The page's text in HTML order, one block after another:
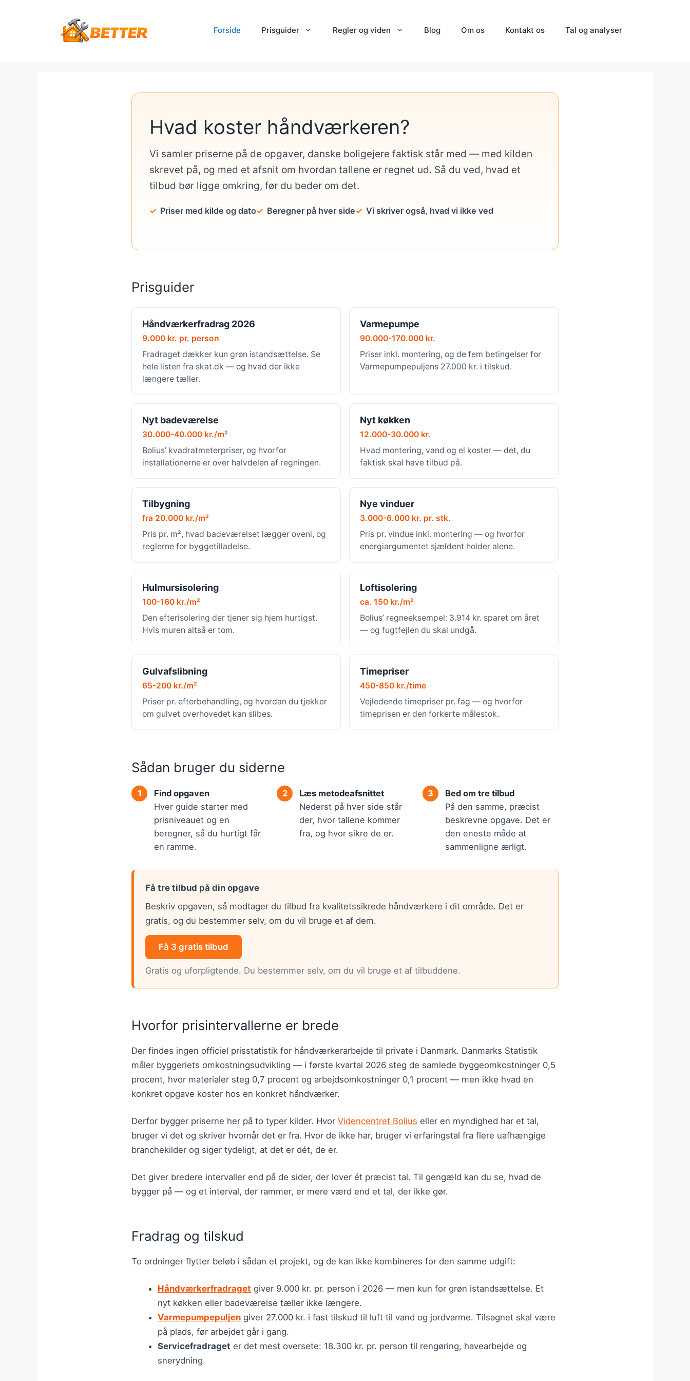
Forside Prisguider Regler og viden Blog Om os Kontakt os Tal og analyser
Hvad koster håndværkeren?
Vi samler priserne på de opgaver, danske boligejere faktisk står med — med kilden
skrevet på, og med et afsnit om hvordan tallene er regnet ud. Så du ved, hvad et
tilbud bør ligge omkring, før du beder om det.
Priser med kilde og dato Beregner på hver side Vi skriver også, hvad vi ikke ved
Prisguider
Håndværkerfradrag 2026
9.000 kr. pr. person
Fradraget dækker kun grøn istandsættelse. Se
hele listen fra skat.dk — og hvad der ikke
længere tæller.
Varmepumpe
90.000-170.000 kr.
Priser inkl. montering, og de fem betingelser for
Varmepumpepuljens 27.000 kr. i tilskud.
Nyt badeværelse
30.000-40.000 kr./m²
Bolius’ kvadratmeterpriser, og hvorfor
installationerne er over halvdelen af regningen.
Nyt køkken
12.000-30.000 kr.
Hvad montering, vand og el koster — det, du
faktisk skal have tilbud på.
Tilbygning
fra 20.000 kr./m²
Pris pr. m², hvad badeværelset lægger oveni, og
reglerne for byggetilladelse.
Nye vinduer
3.000-6.000 kr. pr. stk.
Pris pr. vindue inkl. montering — og hvorfor
energiargumentet sjældent holder alene.
Hulmursisolering
100-160 kr./m²
Den efterisolering der tjener sig hjem hurtigst.
Hvis muren altså er tom.
Loftisolering
ca. 150 kr./m²
Bolius’ regneeksempel: 3.914 kr. sparet om året
— og fugtfejlen du skal undgå.
Gulvafslibning
65-200 kr./m²
Priser pr. efterbehandling, og hvordan du tjekker
om gulvet overhovedet kan slibes.
Timepriser
450-850 kr./time
Vejledende timepriser pr. fag — og hvorfor
timeprisen er den forkerte målestok.
Sådan bruger du siderne
Find opgaven
Hver guide starter med
prisniveauet og en
beregner, så du hurtigt får
en ramme.
Læs metodeafsnittet
Nederst på hver side står
der, hvor tallene kommer
fra, og hvor sikre de er.
Bed om tre tilbud
På den samme, præcist
beskrevne opgave. Det er
den eneste måde at
sammenligne ærligt.
Få tre tilbud på din opgave
Beskriv opgaven, så modtager du tilbud fra kvalitetssikrede håndværkere i dit område. Det er
gratis, og du bestemmer selv, om du vil bruge et af dem.
Få 3 gratis tilbud
Gratis og uforpligtende. Du bestemmer selv, om du vil bruge et af tilbuddene.
Hvorfor prisintervallerne er brede
Der findes ingen officiel prisstatistik for håndværkerarbejde til private i Danmark. Danmarks Statistik
måler byggeriets omkostningsudvikling — i første kvartal 2026 steg de samlede byggeomkostninger 0,5
procent, hvor materialer steg 0,7 procent og arbejdsomkostninger 0,1 procent — men ikke hvad en
konkret opgave koster hos en konkret håndværker.
Derfor bygger priserne her på to typer kilder. Hvor Videncentret Bolius eller en myndighed har et tal,
bruger vi det og skriver hvornår det er fra. Hvor de ikke har, bruger vi erfaringstal fra flere uafhængige
branchekilder og siger tydeligt, at det er dét, de er.
Det giver bredere intervaller end på de sider, der lover ét præcist tal. Til gengæld kan du se, hvad de
bygger på — og et interval, der rammer, er mere værd end et tal, der ikke gør.
Fradrag og tilskud
To ordninger flytter beløb i sådan et projekt, og de kan ikke kombineres for den samme udgift:
Håndværkerfradraget giver 9.000 kr. pr. person i 2026 — men kun for grøn istandsættelse. Et
nyt køkken eller badeværelse tæller ikke længere.
Varmepumpepuljen giver 27.000 kr. i fast tilskud til luft til vand og jordvarme. Tilsagnet skal være
på plads, før arbejdet går i gang.
Servicefradraget er det mest oversete: 18.300 kr. pr. person til rengøring, havearbejde og
snerydning.